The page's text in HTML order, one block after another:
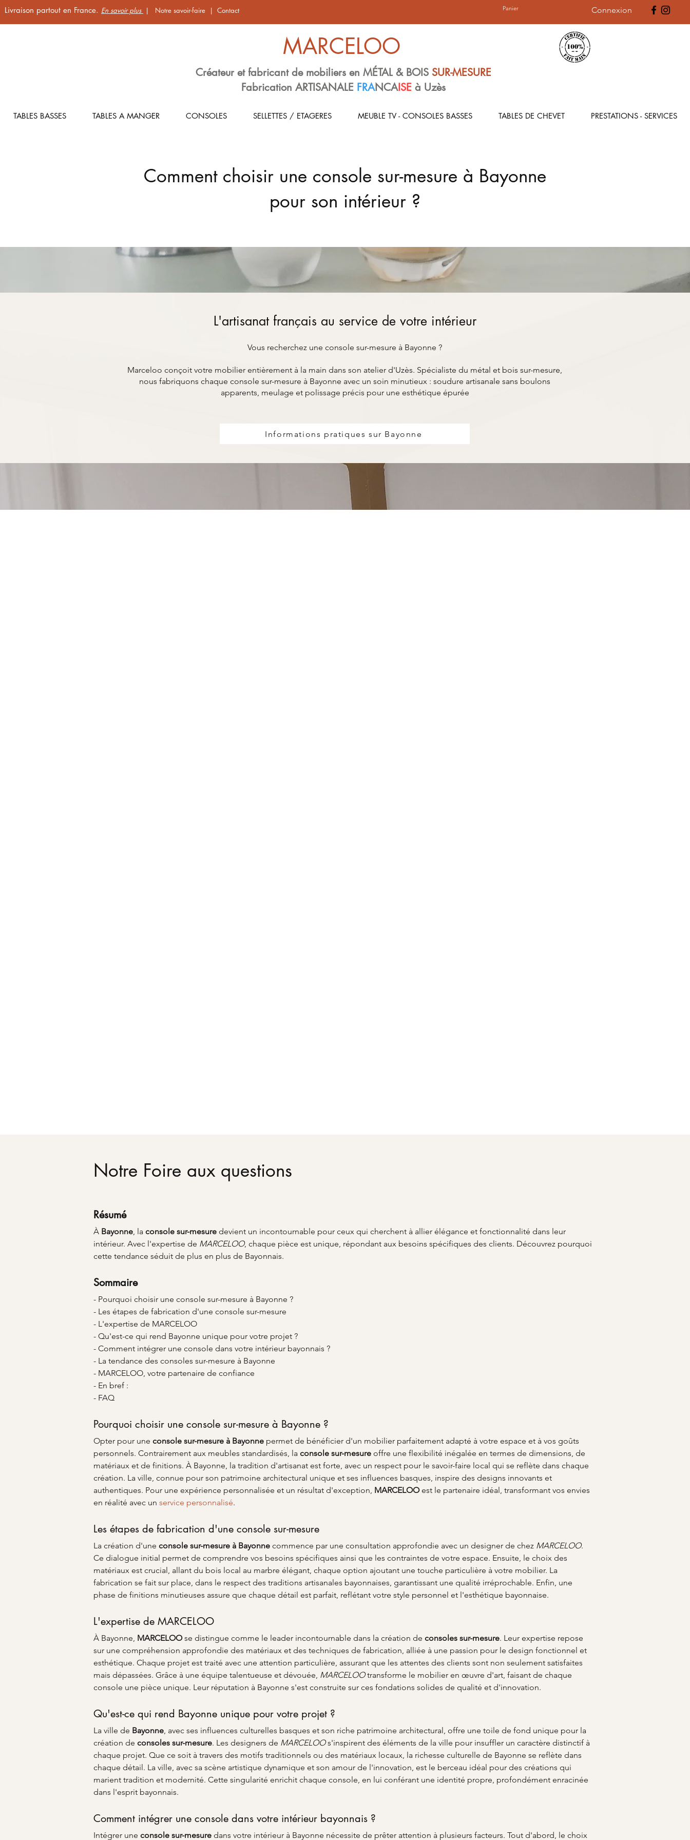
Livraison partout en France. En savoir plus | Notre savoir-faire | Contact Panier Connexion
MARCELOO
Créateur et fabricant de mobiliers en MÉTAL & BOIS SUR-MESURE
Fabrication ARTISANALE FRANCAISE à Uzès
TABLES BASSES TABLES A MANGER CONSOLES SELLETTES / ETAGERES MEUBLE TV - CONSOLES BASSES TABLES DE CHEVET PRESTATIONS - SERVICES
Comment choisir une console sur-mesure à Bayonne
pour son intérieur ?
L'artisanat français au service de votre intérieur
Vous recherchez une console sur-mesure à Bayonne ?
Marceloo conçoit votre mobilier entièrement à la main dans son atelier d'Uzès. Spécialiste du métal et bois sur-mesure,
nous fabriquons chaque console sur-mesure à Bayonne avec un soin minutieux : soudure artisanale sans boulons
apparents, meulage et polissage précis pour une esthétique épurée
Informations pratiques sur Bayonne
Notre Foire aux questions
Résumé
À Bayonne, la console sur-mesure devient un incontournable pour ceux qui cherchent à allier élégance et fonctionnalité dans leur
intérieur. Avec l'expertise de MARCELOO, chaque pièce est unique, répondant aux besoins spécifiques des clients. Découvrez pourquoi
cette tendance séduit de plus en plus de Bayonnais.
Sommaire
- Pourquoi choisir une console sur-mesure à Bayonne ?
- Les étapes de fabrication d'une console sur-mesure
- L'expertise de MARCELOO
- Qu'est-ce qui rend Bayonne unique pour votre projet ?
- Comment intégrer une console dans votre intérieur bayonnais ?
- La tendance des consoles sur-mesure à Bayonne
- MARCELOO, votre partenaire de confiance
- En bref :
- FAQ
Pourquoi choisir une console sur-mesure à Bayonne ?
Opter pour une console sur-mesure à Bayonne permet de bénéficier d'un mobilier parfaitement adapté à votre espace et à vos goûts
personnels. Contrairement aux meubles standardisés, la console sur-mesure offre une flexibilité inégalée en termes de dimensions, de
matériaux et de finitions. À Bayonne, la tradition d'artisanat est forte, avec un respect pour le savoir-faire local qui se reflète dans chaque
création. La ville, connue pour son patrimoine architectural unique et ses influences basques, inspire des designs innovants et
authentiques. Pour une expérience personnalisée et un résultat d'exception, MARCELOO est le partenaire idéal, transformant vos envies
en réalité avec un service personnalisé.
Les étapes de fabrication d'une console sur-mesure
La création d'une console sur-mesure à Bayonne commence par une consultation approfondie avec un designer de chez MARCELOO.
Ce dialogue initial permet de comprendre vos besoins spécifiques ainsi que les contraintes de votre espace. Ensuite, le choix des
matériaux est crucial, allant du bois local au marbre élégant, chaque option ajoutant une touche particulière à votre mobilier. La
fabrication se fait sur place, dans le respect des traditions artisanales bayonnaises, garantissant une qualité irréprochable. Enfin, une
phase de finitions minutieuses assure que chaque détail est parfait, reflétant votre style personnel et l'esthétique bayonnaise.
L'expertise de MARCELOO
À Bayonne, MARCELOO se distingue comme le leader incontournable dans la création de consoles sur-mesure. Leur expertise repose
sur une compréhension approfondie des matériaux et des techniques de fabrication, alliée à une passion pour le design fonctionnel et
esthétique. Chaque projet est traité avec une attention particulière, assurant que les attentes des clients sont non seulement satisfaites
mais dépassées. Grâce à une équipe talentueuse et dévouée, MARCELOO transforme le mobilier en œuvre d'art, faisant de chaque
console une pièce unique. Leur réputation à Bayonne s'est construite sur ces fondations solides de qualité et d'innovation.
Qu'est-ce qui rend Bayonne unique pour votre projet ?
La ville de Bayonne, avec ses influences culturelles basques et son riche patrimoine architectural, offre une toile de fond unique pour la
création de consoles sur-mesure. Les designers de MARCELOO s'inspirent des éléments de la ville pour insuffler un caractère distinctif à
chaque projet. Que ce soit à travers des motifs traditionnels ou des matériaux locaux, la richesse culturelle de Bayonne se reflète dans
chaque détail. La ville, avec sa scène artistique dynamique et son amour de l'innovation, est le berceau idéal pour des créations qui
marient tradition et modernité. Cette singularité enrichit chaque console, en lui conférant une identité propre, profondément enracinée
dans l'esprit bayonnais.
Comment intégrer une console dans votre intérieur bayonnais ?
Intégrer une console sur-mesure dans votre intérieur à Bayonne nécessite de prêter attention à plusieurs facteurs. Tout d'abord, le choix